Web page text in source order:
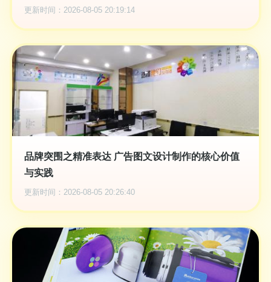
更新时间：2026-08-05 20:19:14
品牌突围之精准表达 广告图文设计制作的核心价值
与实践
更新时间：2026-08-05 20:26:40